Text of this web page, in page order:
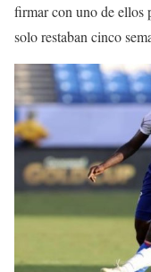
firmar con uno de ellos
solo restaban cinco